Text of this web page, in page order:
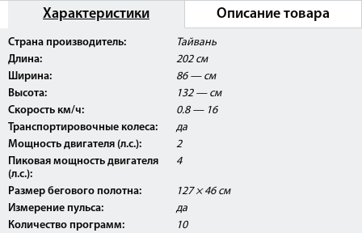
Характеристики Описание товара
Страна производитель:
Тайвань
Длина:
202 см
Ширина:
86 — см
Высота:
132 — см
Скорость км/ч:
0.8 — 16
Транспортировочные колеса:
да
Мощность двигателя (л.с.):
2
Пиковая мощность двигателя
(л.с.):
4
Размер бегового полотна:
127 × 46 см
Измерение пульса:
да
Количество программ:
10